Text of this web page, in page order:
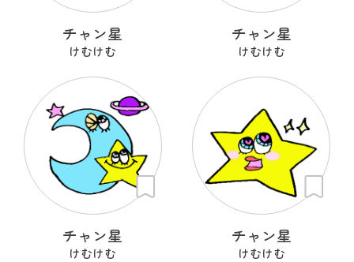
チャン星
けむけむ
チャン星
けむけむ
チャン星
けむけむ
チャン星
けむけむ